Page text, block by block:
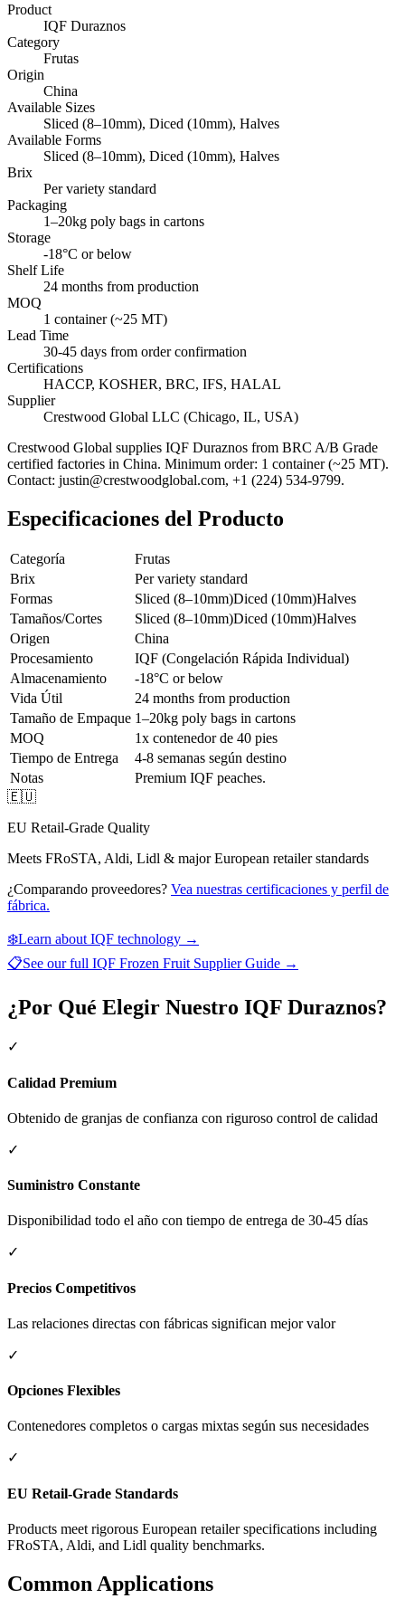
Product
IQF Duraznos
Category
Frutas
Origin
China
Available Sizes
Sliced (8–10mm), Diced (10mm), Halves
Available Forms
Sliced (8–10mm), Diced (10mm), Halves
Brix
Per variety standard
Packaging
1–20kg poly bags in cartons
Storage
-18°C or below
Shelf Life
24 months from production
MOQ
1 container (~25 MT)
Lead Time
30-45 days from order confirmation
Certifications
HACCP, KOSHER, BRC, IFS, HALAL
Supplier
Crestwood Global LLC (Chicago, IL, USA)
Crestwood Global supplies IQF Duraznos from BRC A/B Grade
certified factories in China. Minimum order: 1 container (~25 MT).
Contact: justin@crestwoodglobal.com, +1 (224) 534-9799.
Especificaciones del Producto
Categoría
Frutas
Brix
Per variety standard
Formas
Sliced (8–10mm)Diced (10mm)Halves
Tamaños/Cortes
Sliced (8–10mm)Diced (10mm)Halves
Origen
China
Procesamiento
IQF (Congelación Rápida Individual)
Almacenamiento
-18°C or below
Vida Útil
24 months from production
Tamaño de Empaque 1–20kg poly bags in cartons
MOQ
1x contenedor de 40 pies
Tiempo de Entrega
4-8 semanas según destino
Notas
Premium IQF peaches.
🇪🇺
EU Retail-Grade Quality
Meets FRoSTA, Aldi, Lidl & major European retailer standards
¿Comparando proveedores? Vea nuestras certificaciones y perfil de
fábrica.
❄️Learn about IQF technology →
📋See our full IQF Frozen Fruit Supplier Guide →
¿Por Qué Elegir Nuestro IQF Duraznos?
✓
Calidad Premium
Obtenido de granjas de confianza con riguroso control de calidad
✓
Suministro Constante
Disponibilidad todo el año con tiempo de entrega de 30-45 días
✓
Precios Competitivos
Las relaciones directas con fábricas significan mejor valor
✓
Opciones Flexibles
Contenedores completos o cargas mixtas según sus necesidades
✓
EU Retail-Grade Standards
Products meet rigorous European retailer specifications including
FRoSTA, Aldi, and Lidl quality benchmarks.
Common Applications